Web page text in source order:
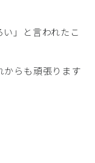
」と言われたこ
からも頑張ります